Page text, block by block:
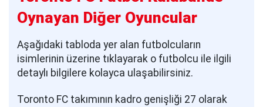
Oynayan Diğer Oyuncular
Aşağıdaki tabloda yer alan futbolcuların
isimlerinin üzerine tıklayarak o futbolcu ile ilgili
detaylı bilgilere kolayca ulaşabilirsiniz.
Toronto FC takımının kadro genişliği 27 olarak